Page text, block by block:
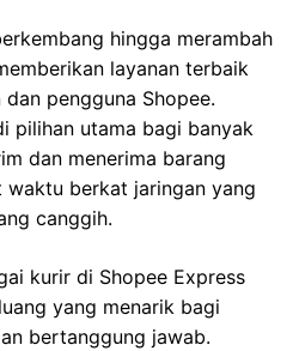
hingga merambah
layanan terbaik
pengguna Shopee.
pilihan utama bagi banyak
dan menerima barang
waktu berkat jaringan yang
canggih.
kurir di Shopee Express
yang menarik bagi
bertanggung jawab.